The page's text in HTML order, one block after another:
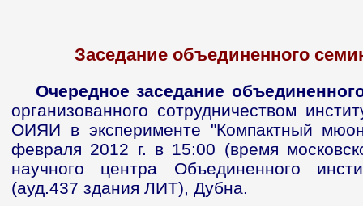
Заседание объединенного
Очередное заседание
организованного сотрудничеством
ОИЯИ в эксперименте "Компактный
февраля 2012 г. в 15:00 (время
научного центра Объединенного
(ауд.437 здания ЛИТ), Дубна.